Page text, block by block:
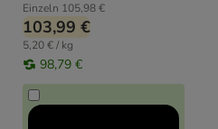
Einzeln 105,98 €
103,99 €
5,20 € / kg
98,79 €